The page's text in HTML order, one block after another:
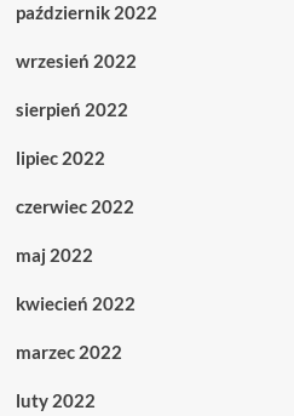
październik 2022
wrzesień 2022
sierpień 2022
lipiec 2022
czerwiec 2022
maj 2022
kwiecień 2022
marzec 2022
luty 2022